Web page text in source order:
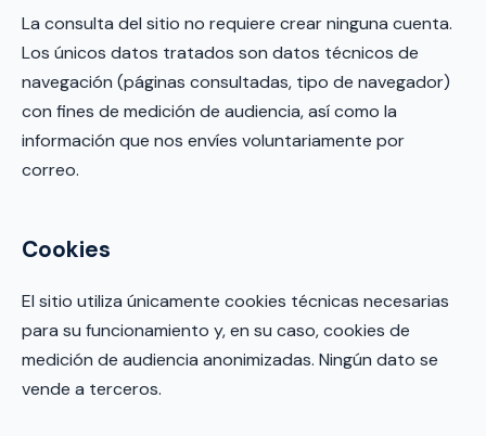
La consulta del sitio no requiere crear ninguna cuenta.
Los únicos datos tratados son datos técnicos de
navegación (páginas consultadas, tipo de navegador)
con fines de medición de audiencia, así como la
información que nos envíes voluntariamente por
correo.
Cookies
El sitio utiliza únicamente cookies técnicas necesarias
para su funcionamiento y, en su caso, cookies de
medición de audiencia anonimizadas. Ningún dato se
vende a terceros.